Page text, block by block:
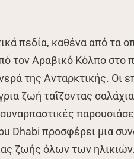
πεδία, καθένα από τα
τον Αραβικό Κόλπο στο
της Ανταρκτικής. Οι
ζωή ταΐζοντας
Dhabi προσφέρει μια
ζωής όλων των ηλικιών.